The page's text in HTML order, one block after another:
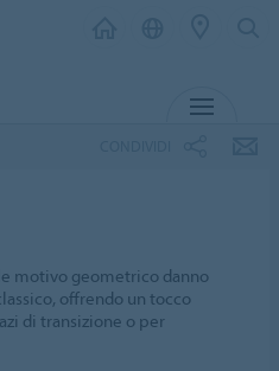
motivo geometrico danno
offrendo un tocco
di transizione o per